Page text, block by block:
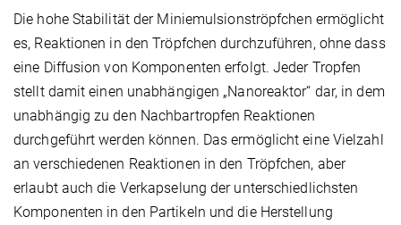
Die hohe Stabilität der Miniemulsionströpfchen ermöglicht
es, Reaktionen in den Tröpfchen durchzuführen, ohne dass
eine Diffusion von Komponenten erfolgt. Jeder Tropfen
stellt damit einen unabhängigen „Nanoreaktor“ dar, in dem
unabhängig zu den Nachbartropfen Reaktionen
durchgeführt werden können. Das ermöglicht eine Vielzahl
an verschiedenen Reaktionen in den Tröpfchen, aber
erlaubt auch die Verkapselung der unterschiedlichsten
Komponenten in den Partikeln und die Herstellung